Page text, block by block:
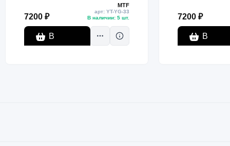
жёлтая подсветка, комплект
7200 ₽
MTF
арт: YT-YG-33
В наличии: 5 шт.
В
7200 ₽
В